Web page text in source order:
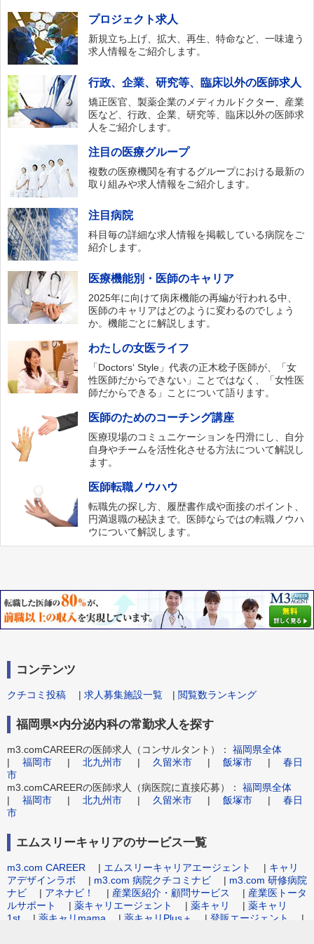
プロジェクト求人
新規立ち上げ、拡大、再生、特命など、一味違う
求人情報をご紹介します。
行政、企業、研究等、臨床以外の医師求人
矯正医官、製薬企業のメディカルドクター、産業
医など、行政、企業、研究等、臨床以外の医師求
人をご紹介します。
注目の医療グループ
複数の医療機関を有するグループにおける最新の
取り組みや求人情報をご紹介します。
注目病院
科目毎の詳細な求人情報を掲載している病院をご
紹介します。
医療機能別・医師のキャリア
2025年に向けて病床機能の再編が行われる中、
医師のキャリアはどのように変わるのでしょう
か。機能ごとに解説します。
わたしの女医ライフ
「Doctors‘ Style」代表の正木稔子医師が、「女
性医師だからできない」ことではなく、「女性医
師だからできる」ことについて語ります。
医師のためのコーチング講座
医療現場のコミュニケーションを円滑にし、自分
自身やチームを活性化させる方法について解説し
ます。
医師転職ノウハウ
転職先の探し方、履歴書作成や面接のポイント、
円満退職の秘訣まで。医師ならではの転職ノウハ
ウについて解説します。
コンテンツ
クチコミ投稿 | 求人募集施設一覧 | 閲覧数ランキング
福岡県×内分泌内科の常勤求人を探す
m3.comCAREERの医師求人（コンサルタント）： 福岡県全体
| 福岡市 | 北九州市 | 久留米市 | 飯塚市 | 春日
市
m3.comCAREERの医師求人（病医院に直接応募）： 福岡県全体
| 福岡市 | 北九州市 | 久留米市 | 飯塚市 | 春日
市
エムスリーキャリアのサービス一覧
m3.com CAREER | エムスリーキャリアエージェント | キャリ
アデザインラボ | m3.com 病院クチコミナビ | m3.com 研修病院
ナビ | アネナビ！ | 産業医紹介・顧問サービス | 産業医トータ
ルサポート
| 薬キャリエージェント | 薬キャリ | 薬キャリ
1st | 薬キャリmama | 薬キャリPlus＋ | 登販エージェント
|